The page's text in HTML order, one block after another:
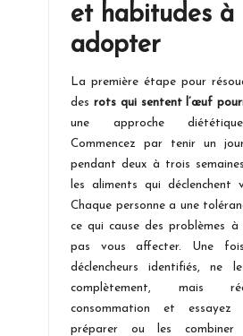
et habitudes à
adopter
La première étape pour
des rots qui sentent l’œuf
une approche
Commencez par tenir un
pendant deux à trois
les aliments qui déclenchent
Chaque personne a une
ce qui cause des problèmes
pas vous affecter. Une
déclencheurs identifiés, ne
complètement, mais
consommation et
préparer ou les combiner